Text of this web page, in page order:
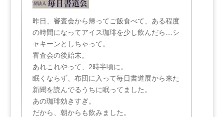
昨日、審査会から帰ってご飯食べて、ある程度
の時間になってアイス珈琲を少し飲んだら…シ
ャキーンとしちゃって。
審査会の後始末。
あれこれやって、2時半頃に。
眠くならず、布団に入って毎日書道展から来た
新聞を読んでるうちに眠ってました。
あの珈琲効きすぎ。
だから、朝からも飲みました。